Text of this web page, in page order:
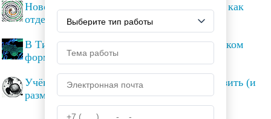
Новое древо жизни включит «симбиомов» как
отдельные организмы
В Тихом океане найдены дышащие мышьяком
формы жизни
Учёным впервые удалось успешно заморозить (и
разморозить) зародыш рыбы